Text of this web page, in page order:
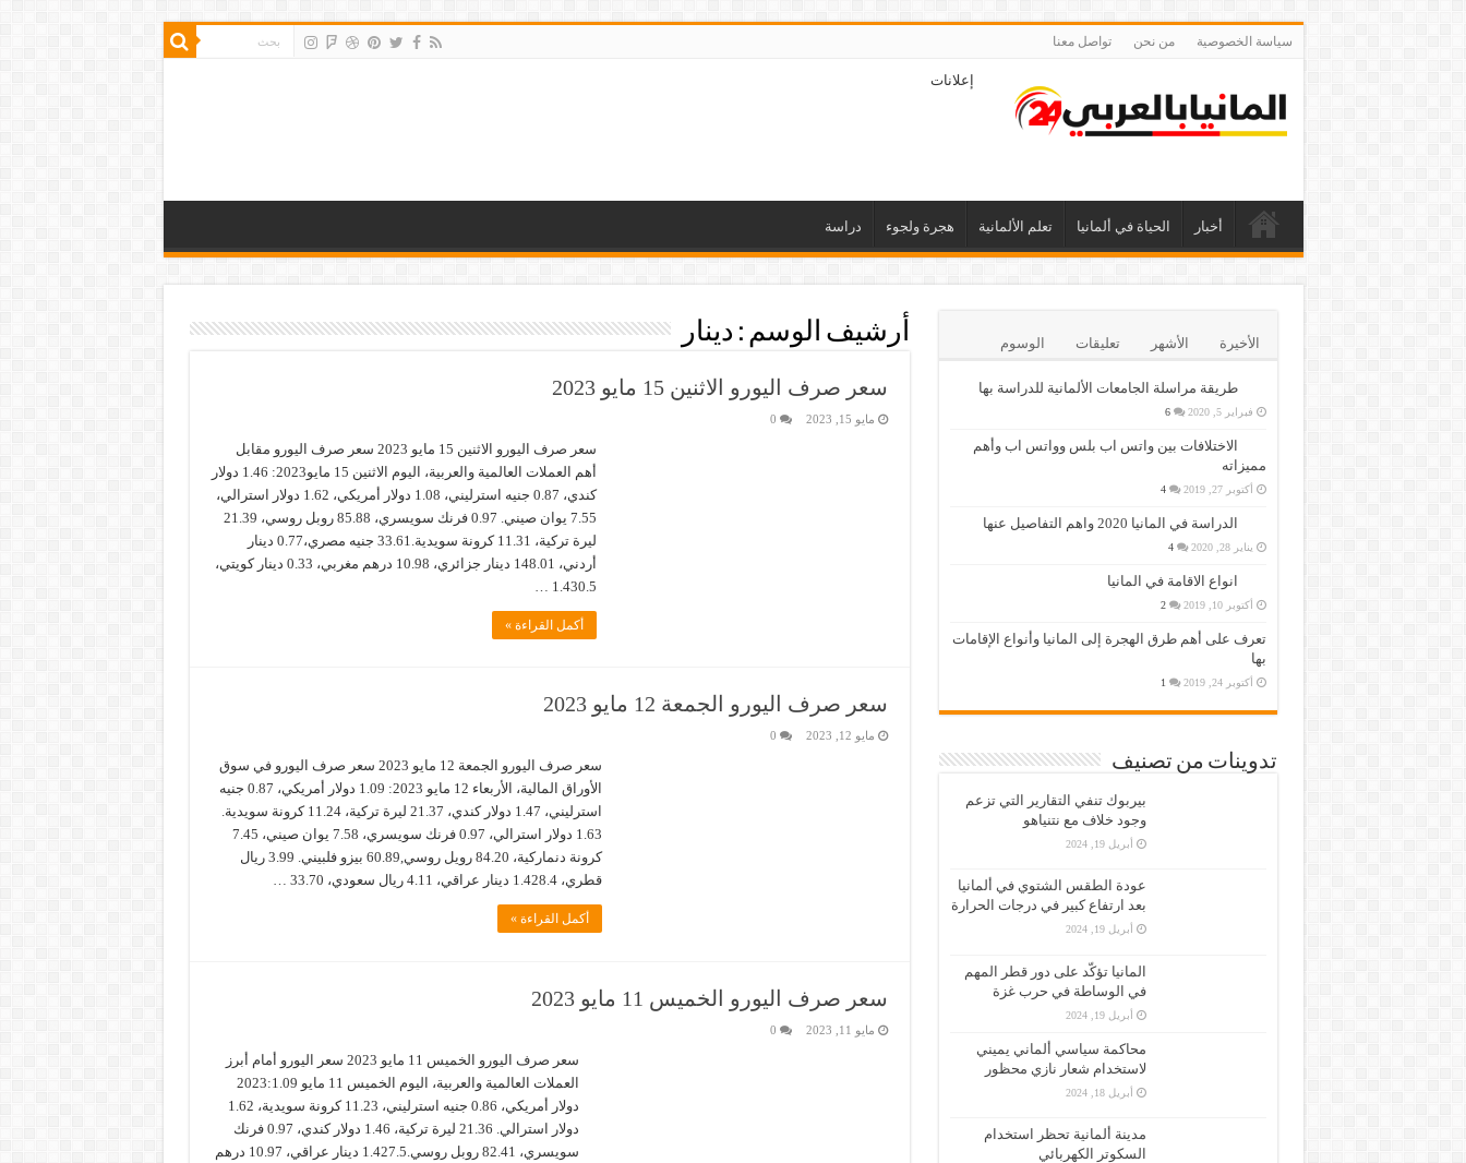
سياسة الخصوصية من نحن تواصل معنا
إعلانات
أخبار الحياة في ألمانيا تعلم الألمانية هجرة ولجوء دراسة
أرشيف الوسم : دينار
سعر صرف اليورو الاثنين 15 مايو 2023
مايو 15, 2023 0
سعر صرف اليورو الاثنين 15 مايو 2023 سعر صرف اليورو مقابل
أهم العملات العالمية والعربية، اليوم الاثنين 15 مايو2023: 1.46 دولار
كندي، 0.87 جنيه استرليني، 1.08 دولار أمريكي، 1.62 دولار استرالي،
7.55 يوان صيني. 0.97 فرنك سويسري، 85.88 روبل روسي، 21.39
ليرة تركية، 11.31 كرونة سويدية.33.61 جنيه مصري،0.77 دينار
أردني، 148.01 دينار جزائري، 10.98 درهم مغربي، 0.33 دينار كويتي،
1.430.5 …
أكمل القراءة »
سعر صرف اليورو الجمعة 12 مايو 2023
مايو 12, 2023 0
سعر صرف اليورو الجمعة 12 مايو 2023 سعر صرف اليورو في سوق
الأوراق المالية، الأربعاء 12 مايو 2023: 1.09 دولار أمريكي، 0.87 جنيه
استرليني، 1.47 دولار كندي، 21.37 ليرة تركية، 11.24 كرونة سويدية.
1.63 دولار استرالي، 0.97 فرنك سويسري، 7.58 يوان صيني، 7.45
كرونة دنماركية، 84.20 رويل روسي,60.89 بيزو فلبيني. 3.99 ريال
قطري، 1.428.4 دينار عراقي، 4.11 ريال سعودي، 33.70 …
أكمل القراءة »
سعر صرف اليورو الخميس 11 مايو 2023
مايو 11, 2023 0
سعر صرف اليورو الخميس 11 مايو 2023 سعر اليورو أمام أبرز
العملات العالمية والعربية، اليوم الخميس 11 مايو 2023:1.09
دولار أمريكي، 0.86 جنيه استرليني، 11.23 كرونة سويدية، 1.62
دولار استرالي. 21.36 ليرة تركية، 1.46 دولار كندي، 0.97 فرنك
سويسري، 82.41 روبل روسي.1.427.5 دينار عراقي، 10.97 درهم
الأخيرة الأشهر تعليقات الوسوم
طريقة مراسلة الجامعات الألمانية للدراسة بها
فبراير 5, 2020 6
الاختلافات بين واتس اب بلس وواتس اب وأهم
مميزاته
أكتوبر 27, 2019 4
الدراسة في المانيا 2020 واهم التفاصيل عنها
يناير 28, 2020 4
انواع الاقامة في المانيا
أكتوبر 10, 2019 2
تعرف على أهم طرق الهجرة إلى المانيا وأنواع الإقامات
بها
أكتوبر 24, 2019 1
تدوينات من تصنيف
بيربوك تنفي التقارير التي تزعم
وجود خلاف مع نتنياهو
أبريل 19, 2024
عودة الطقس الشتوي في ألمانيا
بعد ارتفاع كبير في درجات الحرارة
أبريل 19, 2024
المانيا تؤكّد على دور قطر المهم
في الوساطة في حرب غزة
أبريل 19, 2024
محاكمة سياسي ألماني يميني
لاستخدام شعار نازي محظور
أبريل 18, 2024
مدينة ألمانية تحظر استخدام
السكوتر الكهربائي